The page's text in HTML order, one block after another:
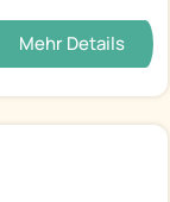
Mehr Details